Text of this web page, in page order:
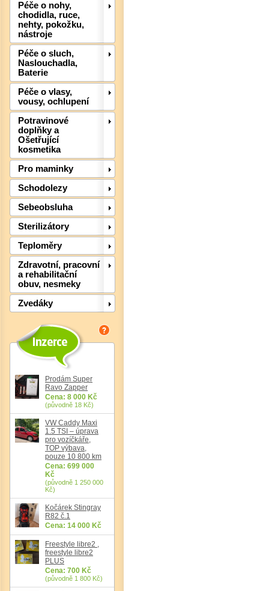
Péče o nohy,
chodidla, ruce,
nehty, pokožku,
nástroje
Péče o sluch,
Naslouchadla,
Baterie
Péče o vlasy,
vousy, ochlupení
Potravinové
doplňky a
Ošetřující
kosmetika
Pro maminky
Schodolezy
Sebeobsluha
Sterilizátory
Teploměry
Zdravotní, pracovní
a rehabilitační
obuv, nesmeky
Zvedáky
Prodám Super
Ravo Zapper
Cena: 8 000 Kč
(původně 18 Kč)
VW Caddy Maxi
1.5 TSI – úprava
pro vozíčkáře,
TOP výbava,
pouze 10 800 km
Cena: 699 000
Kč
(původně 1 250 000
Kč)
Kočárek Stingray
R82 č.1
Cena: 14 000 Kč
Freestyle libre2 ,
freestyle libre2
PLUS
Cena: 700 Kč
(původně 1 800 Kč)